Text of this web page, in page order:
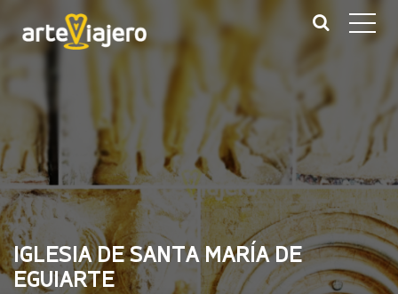
IGLESIA DE SANTA MARÍA DE
EGUIARTE